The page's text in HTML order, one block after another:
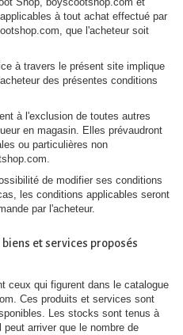
à tout achat effectué par
que l'acheteur soit
à travers le présent site implique
des présentes conditions
à l'exclusion de toutes autres
en magasin. Elles prévaudront
ou particulières non
de modifier ses conditions
les conditions applicables seront
par l'acheteur.
et services proposés
ceux qui figurent dans le catalogue
Ces produits et services sont
Les stocks sont tenus à
arriver que le nombre de